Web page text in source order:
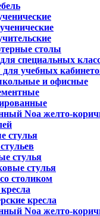
столы
специальных
учебных
и офисные
стулья
стулья
стулья
столиком
кресла